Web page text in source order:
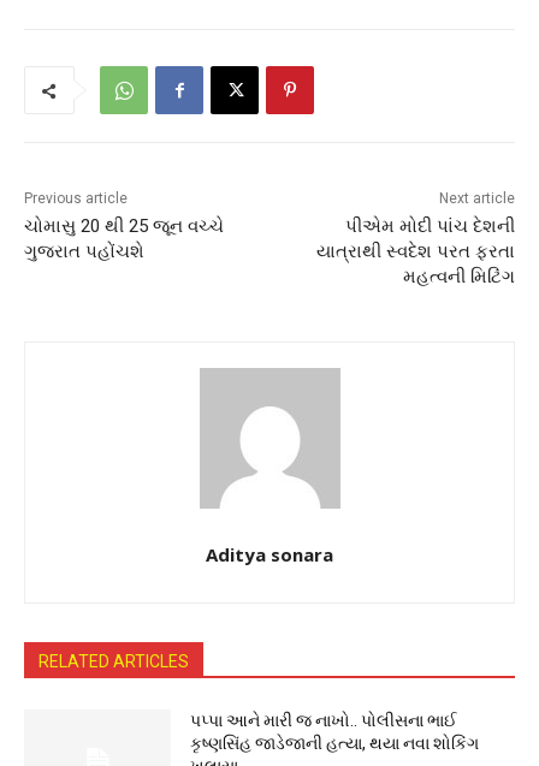
Previous article
ચોમાસુ 20 થી 25 જૂન વચ્ચે
ગુજરાત પહોંચશે
Next article
પીએમ મોદી પાંચ દેશની
યાત્રાથી સ્વદેશ પરત ફરતા
મહત્વની મિટિંગ
Aditya sonara
RELATED ARTICLES
પપ્પા આને મારી જ નાખો.. પોલીસના ભાઈ
કૃષ્ણસિંહ જાડેજાની હત્યા, થયા નવા શોકિંગ